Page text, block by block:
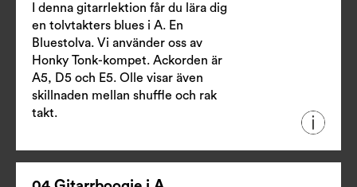
I denna gitarrlektion får du lära dig
en tolvtakters blues i A. En
Bluestolva. Vi använder oss av
Honky Tonk-kompet. Ackorden är
A5, D5 och E5. Olle visar även
skillnaden mellan shuffle och rak
takt.